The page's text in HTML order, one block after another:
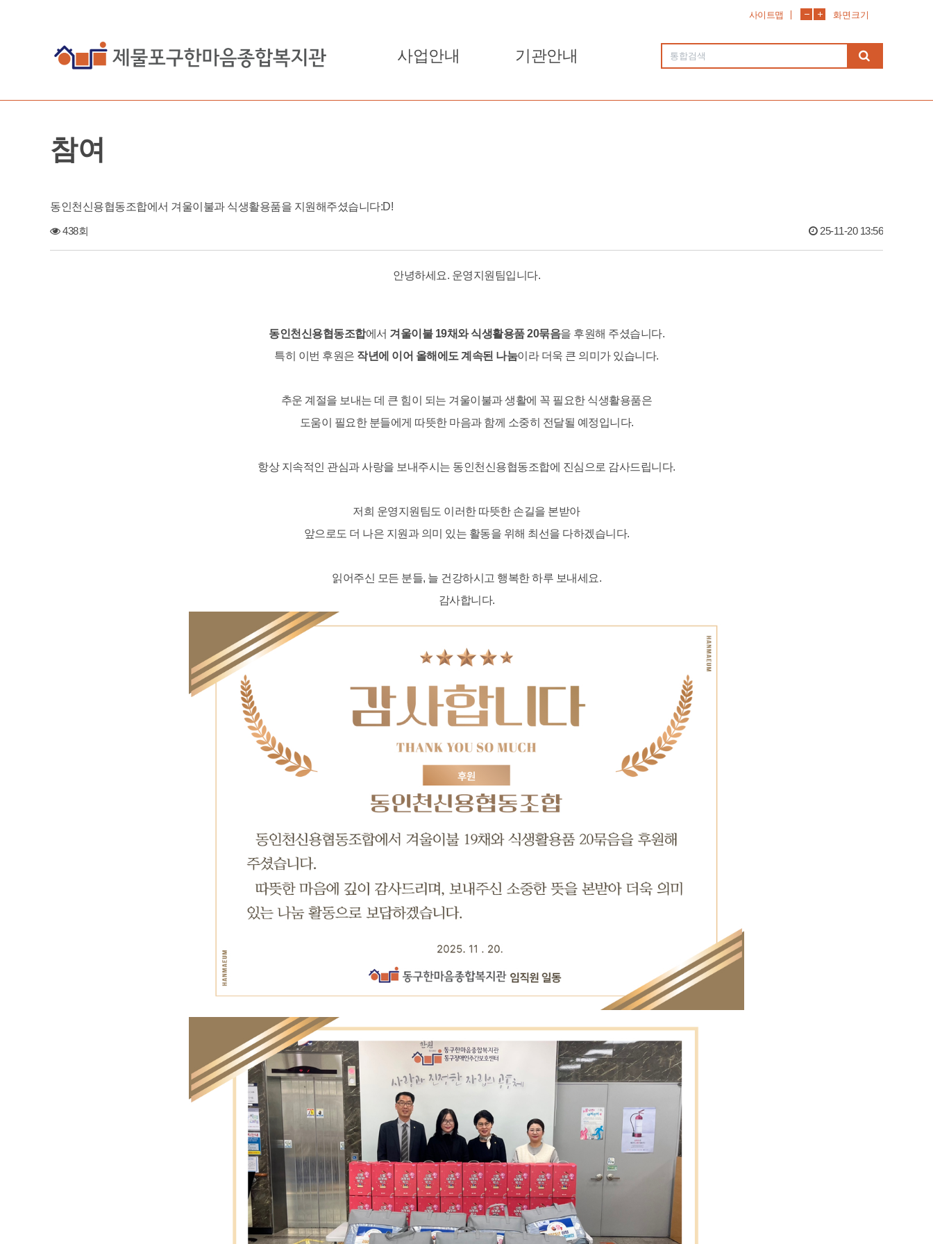
사이트맵 화면크기
사업안내 기관안내
참여
동인천신용협동조합에서 겨울이불과 식생활용품을 지원해주셨습니다:D!
438회 25-11-20 13:56
안녕하세요. 운영지원팀입니다.
동인천신용협동조합에서 겨울이불 19채와 식생활용품 20묶음을 후원해 주셨습니다.
특히 이번 후원은 작년에 이어 올해에도 계속된 나눔이라 더욱 큰 의미가 있습니다.
추운 계절을 보내는 데 큰 힘이 되는 겨울이불과 생활에 꼭 필요한 식생활용품은
도움이 필요한 분들에게 따뜻한 마음과 함께 소중히 전달될 예정입니다.
항상 지속적인 관심과 사랑을 보내주시는 동인천신용협동조합에 진심으로 감사드립니다.
저희 운영지원팀도 이러한 따뜻한 손길을 본받아
앞으로도 더 나은 지원과 의미 있는 활동을 위해 최선을 다하겠습니다.
읽어주신 모든 분들, 늘 건강하시고 행복한 하루 보내세요.
감사합니다.